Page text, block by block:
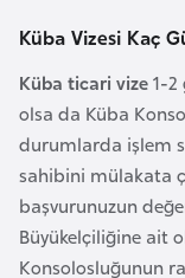
Küba Vizesi Kaç
Küba ticari vize1-
olsa da Küba
durumlarda işlem
sahibini mülakata
başvurunuzun
Büyükelçiliğine ait
Konsolosluğunun
B
u
r
k
i
n
a